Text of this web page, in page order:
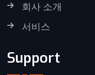
회사 소개
서비스
Support